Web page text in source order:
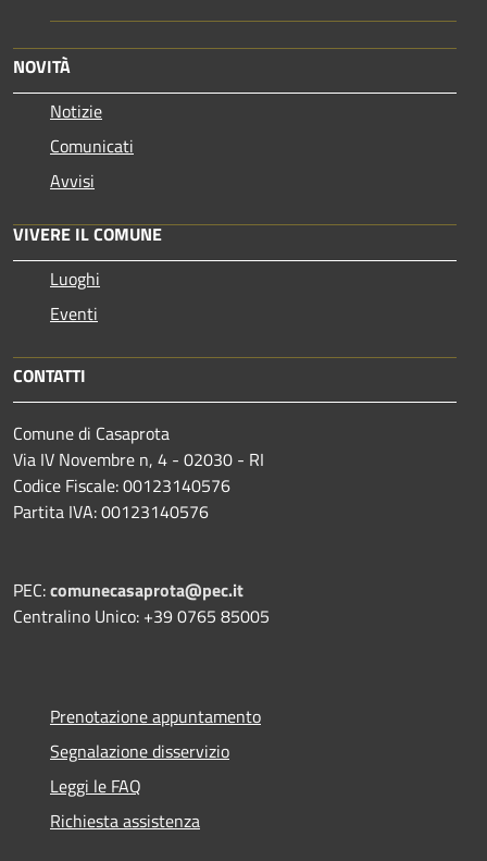
NOVITÀ
Notizie
Comunicati
Avvisi
VIVERE IL COMUNE
Luoghi
Eventi
CONTATTI
Comune di Casaprota
Via IV Novembre n, 4 - 02030 - RI
Codice Fiscale: 00123140576
Partita IVA: 00123140576
PEC:comunecasaprota@pec.it
Centralino Unico: +39 0765 85005
Prenotazione appuntamento
Segnalazione disservizio
Leggi le FAQ
Richiesta assistenza